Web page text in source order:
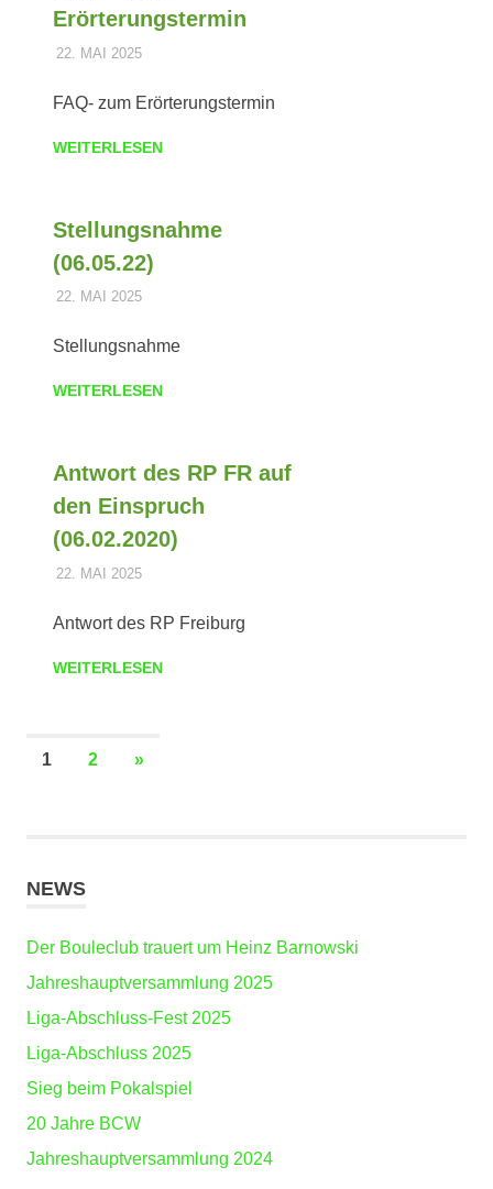
Erörterungstermin
22. MAI 2025DOMINIK TRIEBLER
POLDER
FAQ- zum Erörterungstermin
WEITERLESEN
Stellungsnahme
(06.05.22)
22. MAI 2025DOMINIK TRIEBLER
POLDER
Stellungsnahme
WEITERLESEN
Antwort des RP FR auf
den Einspruch
(06.02.2020)
22. MAI 2025DOMINIK TRIEBLER
POLDER
Antwort des RP Freiburg
WEITERLESEN
Seitennummerierung
1 2
NÄCHSTE
»
NEWS
Der Bouleclub trauert um Heinz Barnowski
Jahreshauptversammlung 2025
Liga-Abschluss-Fest 2025
Liga-Abschluss 2025
Sieg beim Pokalspiel
20 Jahre BCW
Jahreshauptversammlung 2024